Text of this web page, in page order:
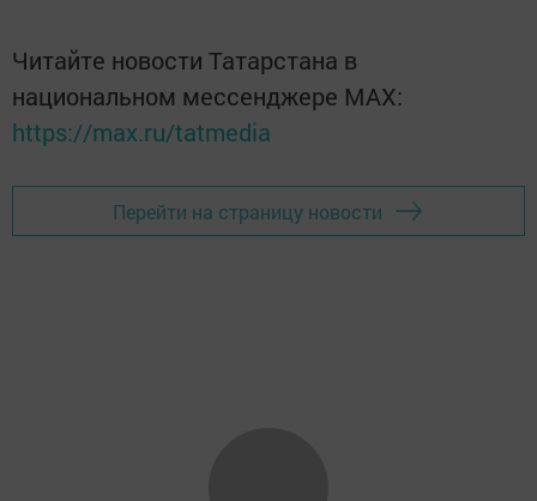
Читайте новости Татарстана в
национальном мессенджере MАХ:
https://max.ru/tatmedia
Перейти на страницу новости